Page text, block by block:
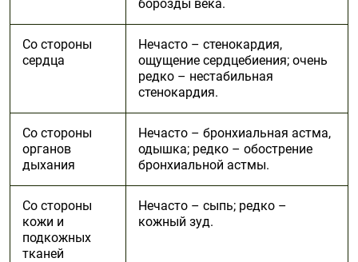
борозды века.
Со стороны
сердца
Нечасто – стенокардия,
ощущение сердцебиения; очень
редко – нестабильная
стенокардия.
Со стороны
органов
дыхания
Нечасто – бронхиальная астма,
одышка; редко – обострение
бронхиальной астмы.
Со стороны
кожи и
подкожных
тканей
Нечасто – сыпь; редко –
кожный зуд.